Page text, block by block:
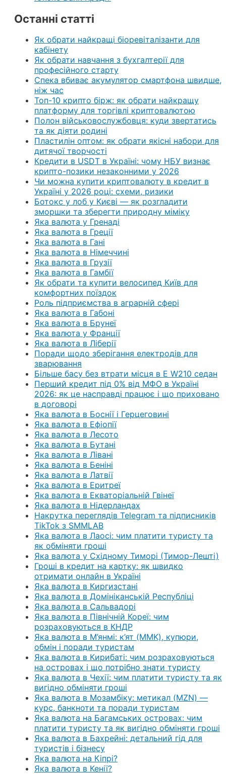
Останні статті
Як обрати найкращі біоревіталізанти для
кабінету
Як обрати навчання з бухгалтерії для
професійного старту
Спека вбиває акумулятор смартфона швидше,
ніж час
Топ-10 крипто бірж: як обрати найкращу
платформу для торгівлі криптовалютою
Полон військовослужбовця: куди звертатись
та як діяти родині
Пластилін оптом: як обрати якісні набори для
дитячої творчості
Кредити в USDT в Україні: чому НБУ визнає
крипто-позики незаконними у 2026
Чи можна купити криптовалюту в кредит в
Україні у 2026 році: схеми, ризики
Ботокс у лоб у Києві — як розгладити
зморшки та зберегти природну міміку
Яка валюта у Гренаді
Яка валюта в Греції
Яка валюта в Гані
Яка валюта в Німеччині
Яка валюта в Грузії
Яка валюта в Гамбії
Як обрати та купити велосипед Київ для
комфортних поїздок
Роль підприємства в аграрній сфері
Яка валюта в Габоні
Яка валюта в Брунеї
Яка валюта у Франції
Яка валюта в Ліберії
Поради щодо зберігання електродів для
зварювання
Більше басу без втрати місця в E W210 седан
Перший кредит під 0% від МФО в Україні
2026: як це насправді працює і що приховано
в договорі
Яка валюта в Боснії і Герцеговині
Яка валюта в Ефіопії
Яка валюта в Лесото
Яка валюта в Бутані
Яка валюта в Лівані
Яка валюта в Беніні
Яка валюта в Латвії
Яка валюта в Еритреї
Яка валюта в Екваторіальній Гвінеї
Яка валюта в Нідерландах
Накрутка переглядів Telegram та підписників
TikTok з SMMLAB
Яка валюта в Лаосі: чим платити туристу та
як обміняти гроші
Яка валюта у Східному Тиморі (Тимор-Лешті)
Гроші в кредит на картку: як швидко
отримати онлайн в Україні
Яка валюта в Киргизстані
Яка валюта в Домініканській Республіці
Яка валюта в Сальвадорі
Яка валюта в Північній Кореї: чим
розраховуються в КНДР
Яка валюта в М’янмі: к’ят (MMK), купюри,
обмін і поради туристам
Яка валюта в Кирибаті: чим розраховуються
на островах і що потрібно знати туристу
Яка валюта в Чехії: чим платити туристу та як
вигідно обміняти гроші
Яка валюта в Мозамбіку: метикал (MZN) —
курс, банкноти та поради туристам
Яка валюта на Багамських островах: чим
платити туристу та як вигідно обміняти гроші
Яка валюта в Бахрейні: детальний гід для
туристів і бізнесу
Яка валюта на Кіпрі?
Яка валюта в Кенії?